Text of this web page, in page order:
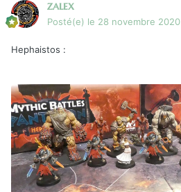
zalex
Posté(e) le 28 novembre 2020
Hephaistos :